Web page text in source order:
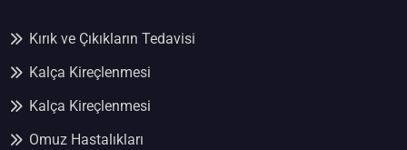
Kırık ve Çıkıkların Tedavisi
Kalça Kireçlenmesi
Kalça Kireçlenmesi
Omuz Hastalıkları